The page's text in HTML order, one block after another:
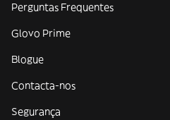
Perguntas Frequentes
Glovo Prime
Blogue
Contacta-nos
Segurança